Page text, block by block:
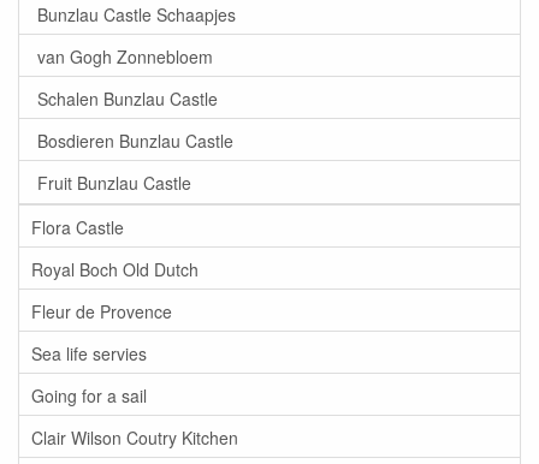
Bunzlau Castle Schaapjes
van Gogh Zonnebloem
Schalen Bunzlau Castle
Bosdieren Bunzlau Castle
Fruit Bunzlau Castle
Flora Castle
Royal Boch Old Dutch
Fleur de Provence
Sea life servies
Going for a sail
Clair Wilson Coutry Kitchen